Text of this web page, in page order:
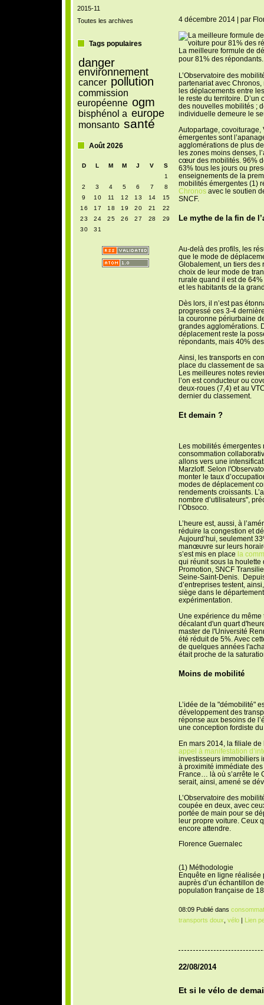
2015-11
Toutes les archives
Tags populaires
danger
environnement
cancer pollution
commission
européenne ogm
bisphénol a europe
monsanto santé
Août 2026
D L M M J V
S
1
2
3 4 5 6 7
8
9
10 11 12 13 14
15
16
17 18 19 20 21
22
23
24 25 26 27 28
29
30
31
4 décembre 2014 | par
La meilleure formule de
pour 81% des
L’Observatoire des
partenariat avec
les déplacements entre
le reste du territoire. D’un
des nouvelles mobilités ;
individuelle demeure le
Autopartage,
émergentes sont
agglomérations de plus
les zones moins denses,
cœur des mobilités. 96%
63% tous les jours ou
enseignements de la
mobilités émergentes (1)
Chronosavec le soutien
SNCF.
Le mythe de la fin de
Au-delà des profils, les
que le mode de
Globalement, un tiers des
choix de leur mode de
rurale quand il est de
et les habitants de la
Dès lors, il n’est pas
progressé ces 3-4
la couronne périurbaine
grandes agglomérations.
déplacement reste la
répondants, mais 40%
Ainsi, les transports en
place du classement de
Les meilleures notes
l’on est conducteur ou
deux-roues (7,4) et au
dernier du classement.
Et demain ?
Les mobilités
consommation
allons vers une
Marzloff. Selon
monter le taux
modes de déplacement
rendements croissants.
nombre d’utilisateurs",
l’Obsoco.
L’heure est, aussi, à
réduire la congestion et
Aujourd’hui, seulement
manœuvre sur leurs
s’est mis en place la
qui réunit sous la houlette
Promotion, SNCF
Seine-Saint-Denis.
d’entreprises testent,
siège dans le
expérimentation.
Une expérience du
décalant d'un quart
master de l'Université
été réduit de 5%. Avec
de quelques années
était proche de la
Moins de mobilité
L’idée de la "démobilité"
développement des
réponse aux besoins de
une conception fordiste
En mars 2014, la filiale
appel à manifestation
investisseurs immobiliers
à proximité immédiate
France… là où s’arrête le
serait, ainsi, amené se
L’Observatoire des
coupée en deux, avec
portée de main pour se
leur propre voiture. Ceux
encore attendre.
Florence Guernalec
(1) Méthodologie
Enquête en ligne réalisée
auprès d’un échantillon
population française de
08:09 Publié dans
transports doux vélo| Lien
22/08/2014
Et si le vélo de